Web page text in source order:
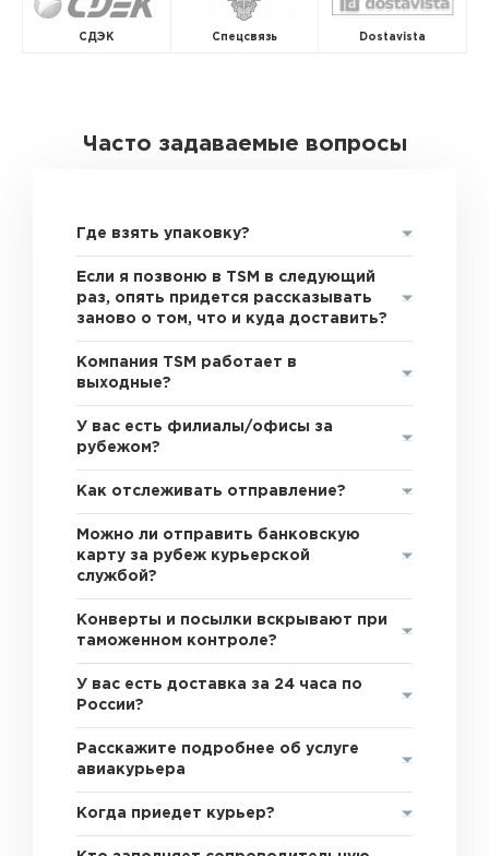
СДЭК Спецсвязь Dostavista
Часто задаваемые вопросы
Где взять упаковку?
Если я позвоню в TSM в следующий
раз, опять придется рассказывать
заново о том, что и куда доставить?
Компания TSM работает в
выходные?
У вас есть филиалы/офисы за
рубежом?
Как отслеживать отправление?
Можно ли отправить банковскую
карту за рубеж курьерской
службой?
Конверты и посылки вскрывают при
таможенном контроле?
У вас есть доставка за 24 часа по
России?
Расскажите подробнее об услуге
авиакурьера
Когда приедет курьер?